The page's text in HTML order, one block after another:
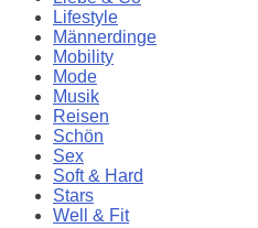
Lifestyle
Männerdinge
Mobility
Mode
Musik
Reisen
Schön
Sex
Soft & Hard
Stars
Well & Fit